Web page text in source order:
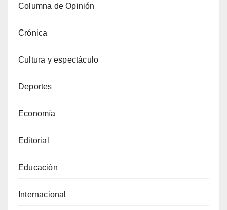
Columna de Opinión
Crónica
Cultura y espectáculo
Deportes
Economía
Editorial
Educación
Internacional